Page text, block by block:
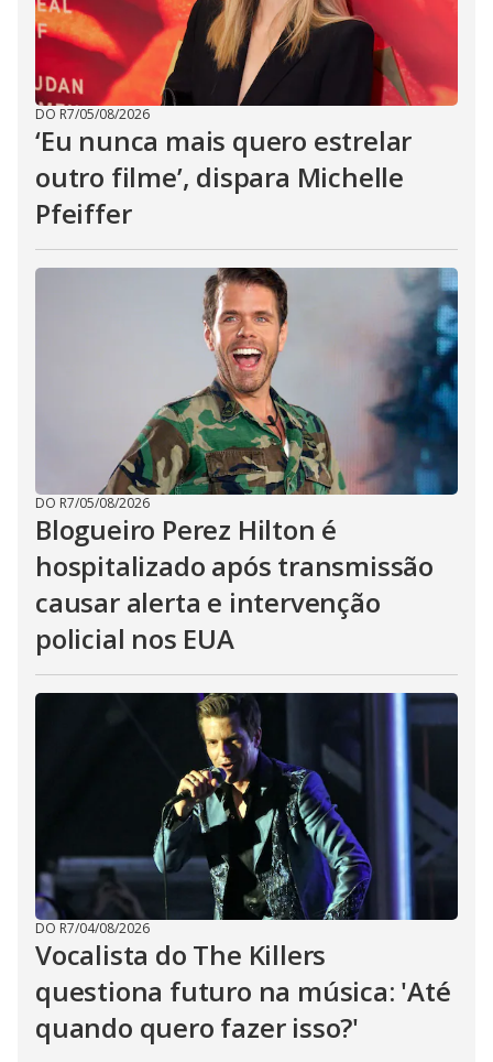
DO R7/05/08/2026
‘Eu nunca mais quero estrelar
outro filme’, dispara Michelle
Pfeiffer
DO R7/05/08/2026
Blogueiro Perez Hilton é
hospitalizado após transmissão
causar alerta e intervenção
policial nos EUA
DO R7/04/08/2026
Vocalista do The Killers
questiona futuro na música: 'Até
quando quero fazer isso?'